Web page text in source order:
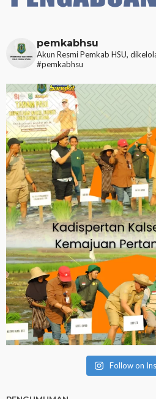
pemkabhsu
Akun Resmi Pemkab HSU,
#pemkabhsu
Follow on